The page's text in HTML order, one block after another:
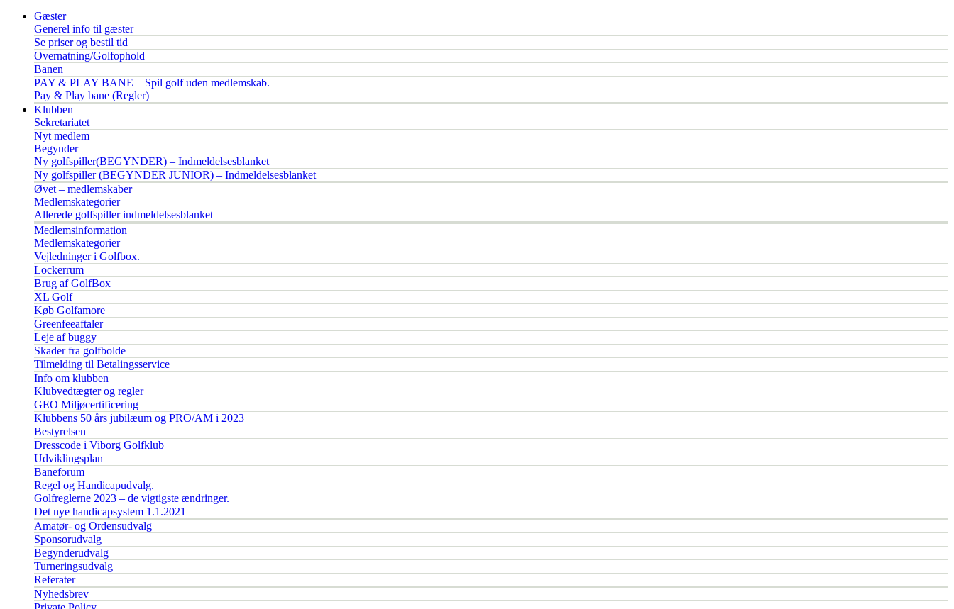
Gæster
Generel info til gæster
Se priser og bestil tid
Overnatning/Golfophold
Banen
PAY & PLAY BANE – Spil golf uden medlemskab.
Pay & Play bane (Regler)
Klubben
Sekretariatet
Nyt medlem
Begynder
Ny golfspiller(BEGYNDER) – Indmeldelsesblanket
Ny golfspiller (BEGYNDER JUNIOR) – Indmeldelsesblanket
Øvet – medlemskaber
Medlemskategorier
Allerede golfspiller indmeldelsesblanket
Medlemsinformation
Medlemskategorier
Vejledninger i Golfbox.
Lockerrum
Brug af GolfBox
XL Golf
Køb Golfamore
Greenfeeaftaler
Leje af buggy
Skader fra golfbolde
Tilmelding til Betalingsservice
Info om klubben
Klubvedtægter og regler
GEO Miljøcertificering
Klubbens 50 års jubilæum og PRO/AM i 2023
Bestyrelsen
Dresscode i Viborg Golfklub
Udviklingsplan
Baneforum
Regel og Handicapudvalg.
Golfreglerne 2023 – de vigtigste ændringer.
Det nye handicapsystem 1.1.2021
Amatør- og Ordensudvalg
Sponsorudvalg
Begynderudvalg
Turneringsudvalg
Referater
Nyhedsbrev